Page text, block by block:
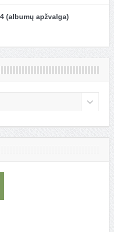
(albumų apžvalga)